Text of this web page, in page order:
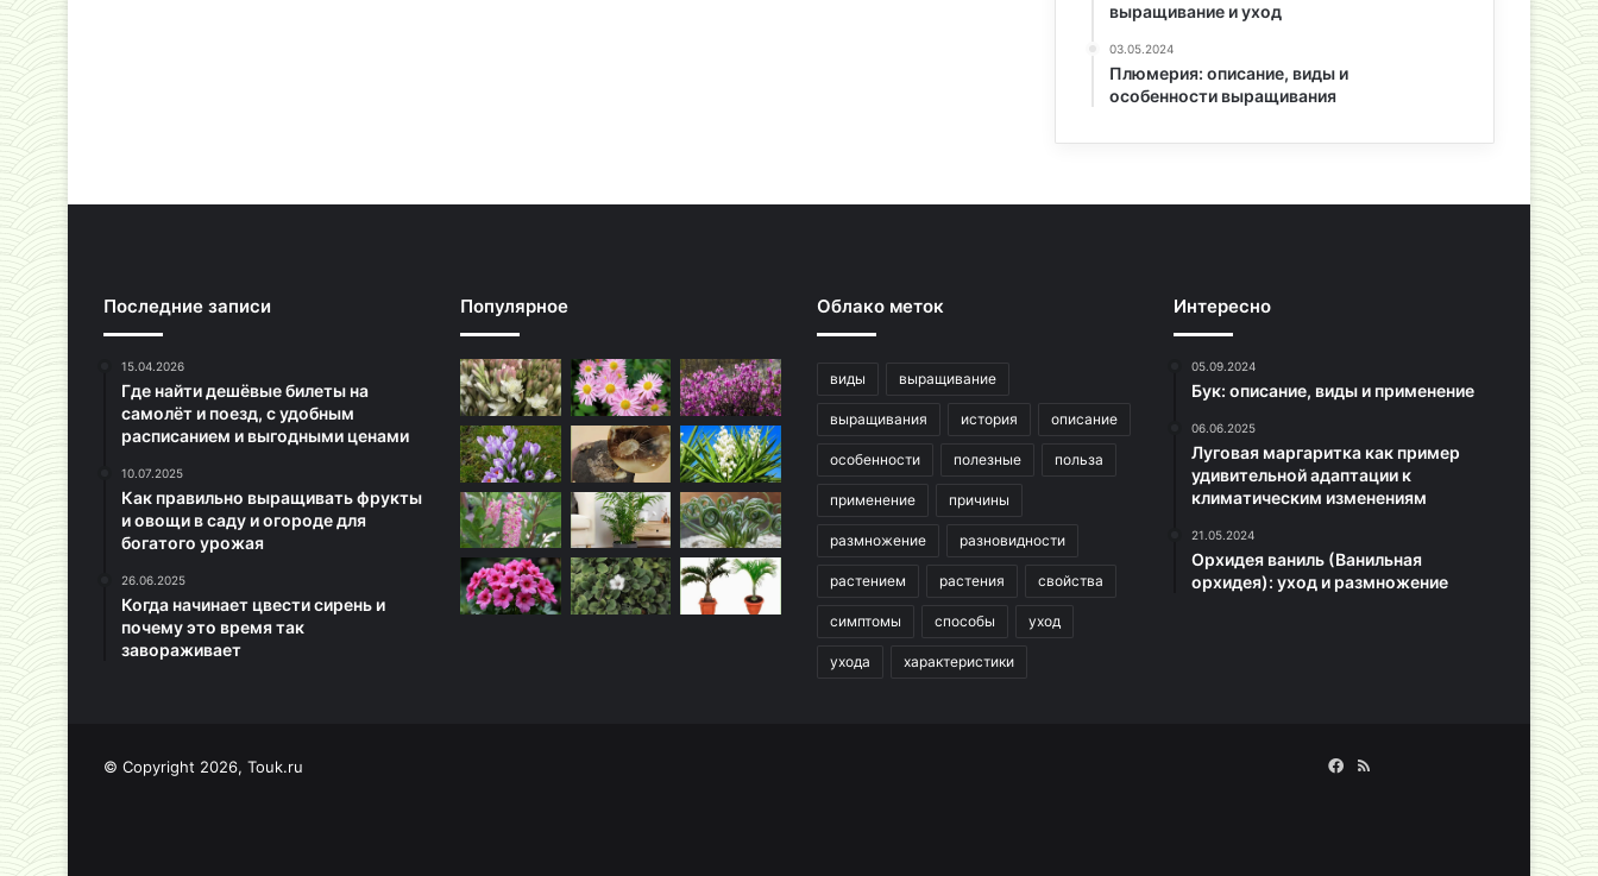
выращивание и уход
03.05.2024
Плюмерия: описание, виды и
особенности выращивания
Последние записи
15.04.2026
Где найти дешёвые билеты на
самолёт и поезд, с удобным
расписанием и выгодными ценами
10.07.2025
Как правильно выращивать фрукты
и овощи в саду и огороде для
богатого урожая
26.06.2025
Когда начинает цвести сирень и
почему это время так
завораживает
Популярное Облако меток
виды выращивание
выращивания история описание
особенности полезные польза
применение причины
размножение разновидности
растением растения свойства
симптомы способы уход
ухода характеристики
Интересно
05.09.2024
Бук: описание, виды и применение
06.06.2025
Луговая маргаритка как пример
удивительной адаптации к
климатическим изменениям
21.05.2024
Орхидея ваниль (Ванильная
орхидея): уход и размножение
© Copyright 2026, Touk.ru Facebook